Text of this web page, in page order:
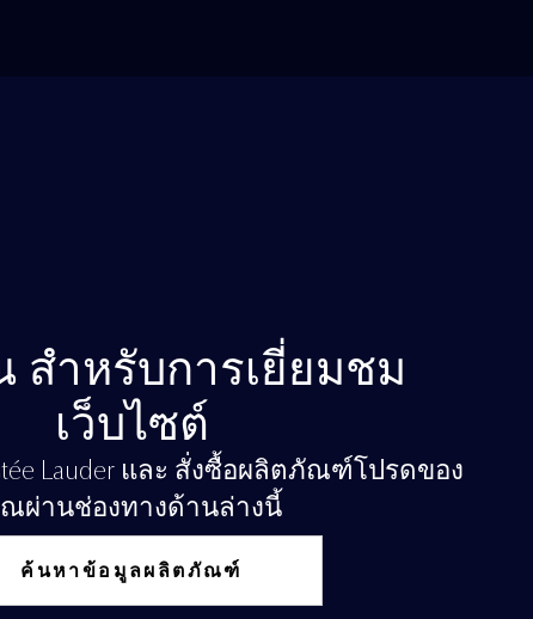
ำหรับการเยี่ยมชม
เว็บไซต์
Lauder และ สั่งซื้อผลิตภัณฑ์โปรดของ
ผ่านช่องทางด้านล่างนี้
ค้นหาข้อมูลผลิตภัณฑ์